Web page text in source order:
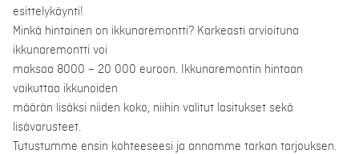
esittelykäynti!
Minkä hintainen on ikkunaremontti? Karkeasti arvioituna
ikkunaremontti voi
maksaa 8000 – 20 000 euroon. Ikkunaremontin hintaan
vaikuttaa ikkunoiden
määrän lisäksi niiden koko, niihin valitut lasitukset sekä
lisävarusteet.
Tutustumme ensin kohteeseesi ja annamme tarkan tarjouksen.